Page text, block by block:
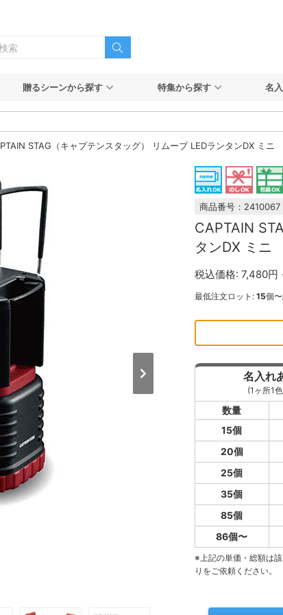
贈るシーンから探す 特集から探す 名
STAG（キャプテンスタッグ） リムーブ LEDランタンDX ミニ
商品番号：2410067
CAPTAIN
タンDX ミニ
税込価格: 7,480
最低注文ロット: 15個〜
名入れ
(1ヶ所1
数量
15個
20個
25個
35個
85個
86個〜
※上記の単価・総額は
りをご依頼ください。